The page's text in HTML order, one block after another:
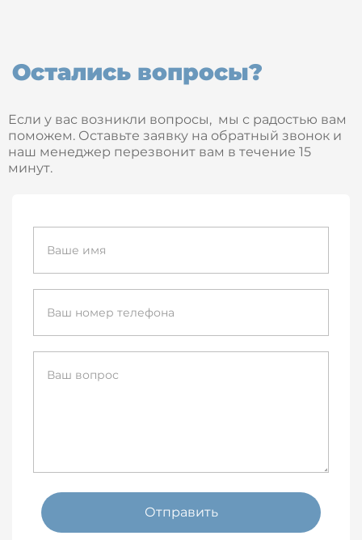
Остались вопросы?
Если у вас возникли вопросы, мы с радостью вам
поможем. Оставьте заявку на обратный звонок и
наш менеджер перезвонит вам в течение 15
минут.
Отправить